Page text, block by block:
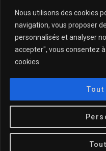
Nous utilisons des cookies
navigation, vous proposer
personnalisés et analyser
accepter", vous consentez
cookies.
Tout
© 2025